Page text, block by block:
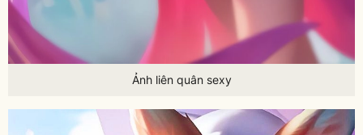
Ảnh liên quân sexy